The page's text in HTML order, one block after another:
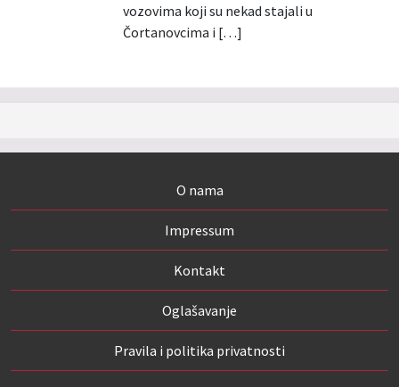
vozovima koji su nekad stajali u
Čortanovcima i […]
O nama
Impressum
Kontakt
Oglašavanje
Pravila i politika privatnosti